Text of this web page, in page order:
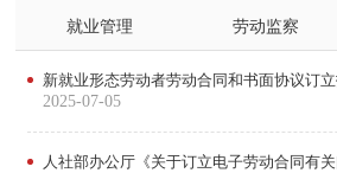
就业管理 劳动监察
新就业形态劳动者劳动合同和书面协议订
2025-07-05
人社部办公厅《关于订立电子劳动合同有